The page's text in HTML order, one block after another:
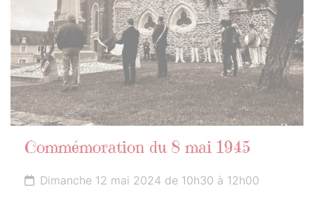
Commémoration du 8 mai 1945
Dimanche 12 mai 2024 de 10h30 à 12h00